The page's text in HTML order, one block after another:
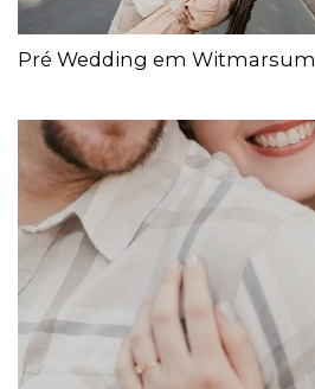
Pré Wedding em Witmarsum